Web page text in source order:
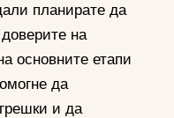
планирате да
на
основните етапи
да
и да